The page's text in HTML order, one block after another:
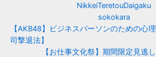
NikkeiTeretouDaigaku
sokokara
【AKB48】ビジネスパーソンのための心
司撃退法】
【お仕事文化祭】期間限定見逃